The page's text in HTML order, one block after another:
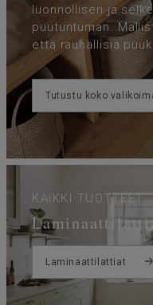
luonnollisen ja
puutuntuman.
että rauhallisia
Tutustu koko
KAIKKI TUOTTEET
Laminaattilattiat